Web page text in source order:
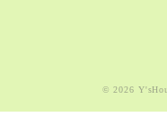
© 2026